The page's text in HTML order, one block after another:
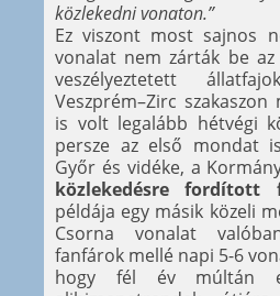
közlekedni vonaton.”
Ez viszont most sajnos
vonalat nem zárták be az
veszélyeztetett
Veszprém–Zirc
is volt legalább hétvégi
persze az első mondat
Győr és vidéke, a
közlekedésre fordított
példája egy másik közeli
Csorna vonalat
fanfárok mellé napi 5-6
hogy fél év múltán